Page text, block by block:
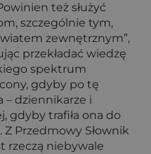
też służyć
szczególnie tym,
zewnętrznym”,
przekładać wiedzę
spektrum
gdyby po tę
– dziennikarze i
gdyby trafiła ona do
Przedmowy Słownik
rzeczą niebywale